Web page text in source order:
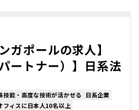
ガポールの求人】
ートナー）】日系法
技能・高度な技術が活かせる
日系企業
フィスに日本人10名以上